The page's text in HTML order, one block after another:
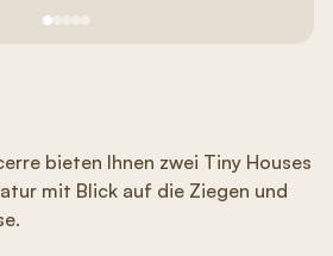
bieten Ihnen zwei Tiny Houses
mit Blick auf die Ziegen und